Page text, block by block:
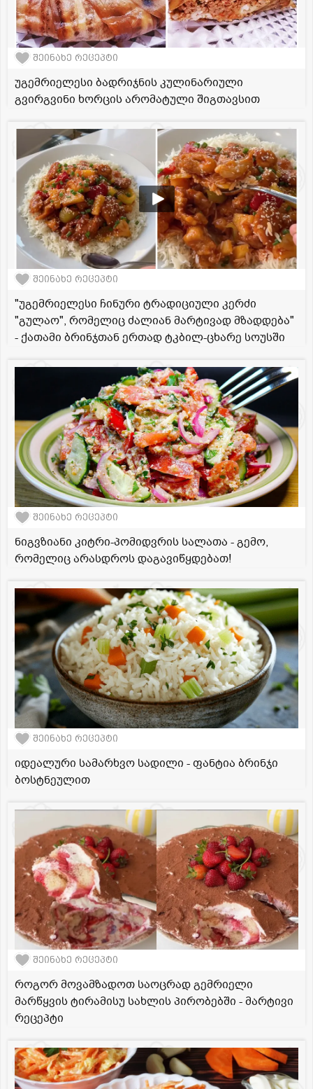
შეინახე რეცეპტი
უგემრიელესი ბადრიჯნის კულინარიული
გვირგვინი ხორცის არომატული შიგთავსით
შეინახე რეცეპტი
"უგემრიელესი ჩინური ტრადიციული კერძი
"გულაო", რომელიც ძალიან მარტივად მზადდება"
- ქათამი ბრინჯთან ერთად ტკბილ-ცხარე სოუსში
შეინახე რეცეპტი
ნიგვზიანი კიტრი-პომიდვრის სალათა - გემო,
რომელიც არასდროს დაგავიწყდებათ!
შეინახე რეცეპტი
იდეალური სამარხვო სადილი - ფანტია ბრინჯი
ბოსტნეულით
შეინახე რეცეპტი
როგორ მოვამზადოთ საოცრად გემრიელი
მარწყვის ტირამისუ სახლის პირობებში - მარტივი
რეცეპტი